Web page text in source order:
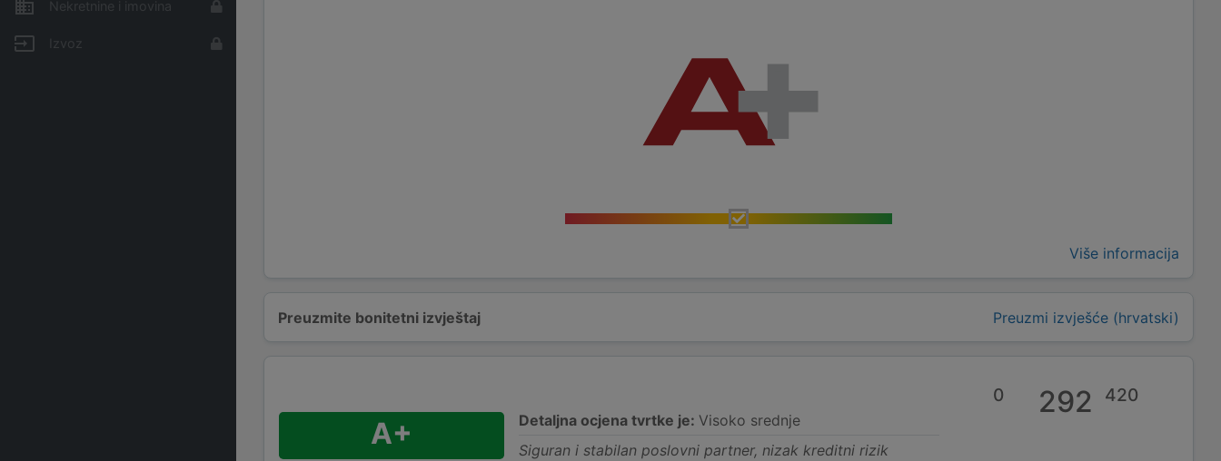
Nekretnine i imovina
Izvoz
Više informacija
Preuzmite bonitetni izvještaj Preuzmi izvješće (hrvatski)
A+ Detaljna ocjena tvrtke je: Visoko srednje
Siguran i stabilan poslovni partner, nizak kreditni rizik
0 292 420